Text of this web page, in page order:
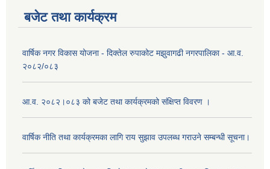
बजेट तथा कार्यक्रम
वार्षिक नगर विकास योजना - दिक्तेल रुपाकोट मझुवागढी नगरपालिका - आ.व.
२०८२/०८३
आ.व. २०८२।०८३ को बजेट तथा कार्यक्रमको संक्षिप्त विवरण ।
वार्षिक नीति तथा कार्यक्रमका लागि राय सुझाव उपलब्ध गराउने सम्बन्धी सूचना।